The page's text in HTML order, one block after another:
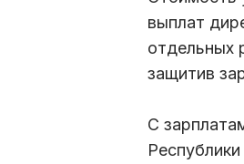
выплат
отдельных
защитив
С